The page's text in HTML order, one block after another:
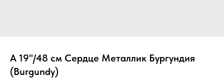
А 19"/48 см Сердце Металлик Бургундия
(Burgundy)